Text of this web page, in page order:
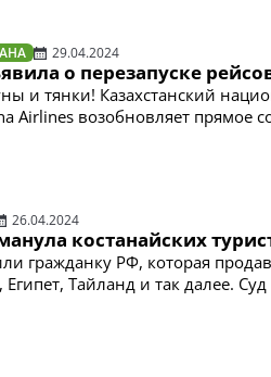
29.04.2024
о перезапуске
и тянки! Казахстанский
Airlines возобновляет прямое
26.04.2024
костанайских
гражданку РФ, которая
Тайланд и так далее.